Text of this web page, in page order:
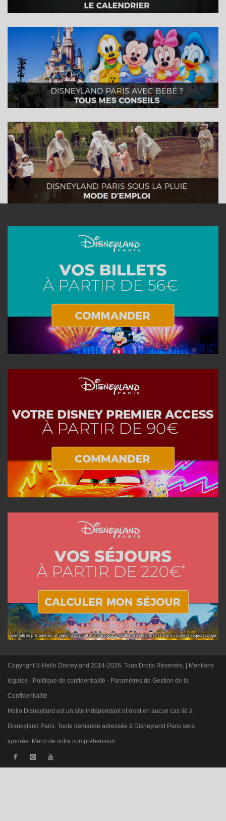
Copyright © Hello Disneyland 2014-2026, Tous Droits Réservés. | Mentions
légales - Politique de confidentialité - Paramètres de Gestion de la
Confidentialité
Hello Disneyland est un site indépendant et n'est en aucun cas lié à
Disneyland Paris. Toute demande adressée à Disneyland Paris sera
ignorée. Merci de votre compréhension.